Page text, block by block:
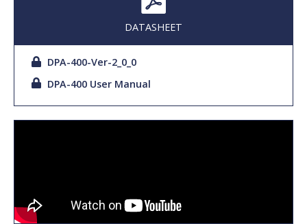
DATASHEET
DPA-400-Ver-2_0_0
DPA-400 User Manual